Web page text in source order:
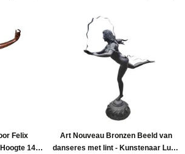
Felix
140
Art Nouveau Bronzen Beeld van
danseres met lint - Kunstenaar Luigi